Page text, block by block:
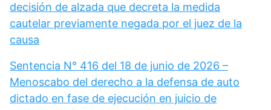
decisión de alzada que decreta la medida
cautelar previamente negada por el juez de la
causa
Sentencia N° 416 del 18 de junio de 2026 –
Menoscabo del derecho a la defensa de auto
dictado en fase de ejecución en juicio de